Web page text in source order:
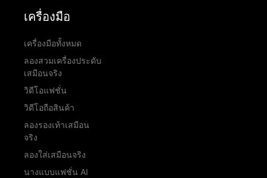
เครื่องมือ
เครื่องมือทั้งหมด
ลองสวมเครื่องประดับ
เสมือนจริง
วิดีโอแฟชั่น
วิดีโอถือสินค้า
ลองรองเท้าเสมือน
จริง
ลองใส่เสมือนจริง
นางแบบแฟชั่น AI